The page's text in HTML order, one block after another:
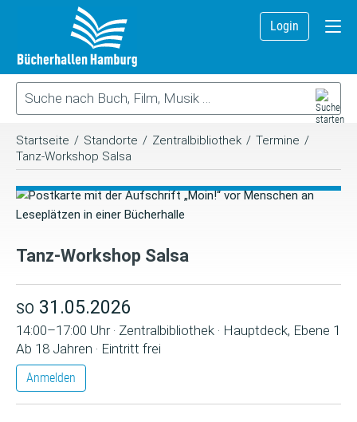
Login
Startseite / Standorte / Zentralbibliothek / Termine /
Tanz-Workshop Salsa
Tanz-Workshop Salsa
SO 31.05.2026
14:00–17:00 Uhr · Zentralbibliothek · Hauptdeck, Ebene 1
Ab 18 Jahren · Eintritt frei
Anmelden